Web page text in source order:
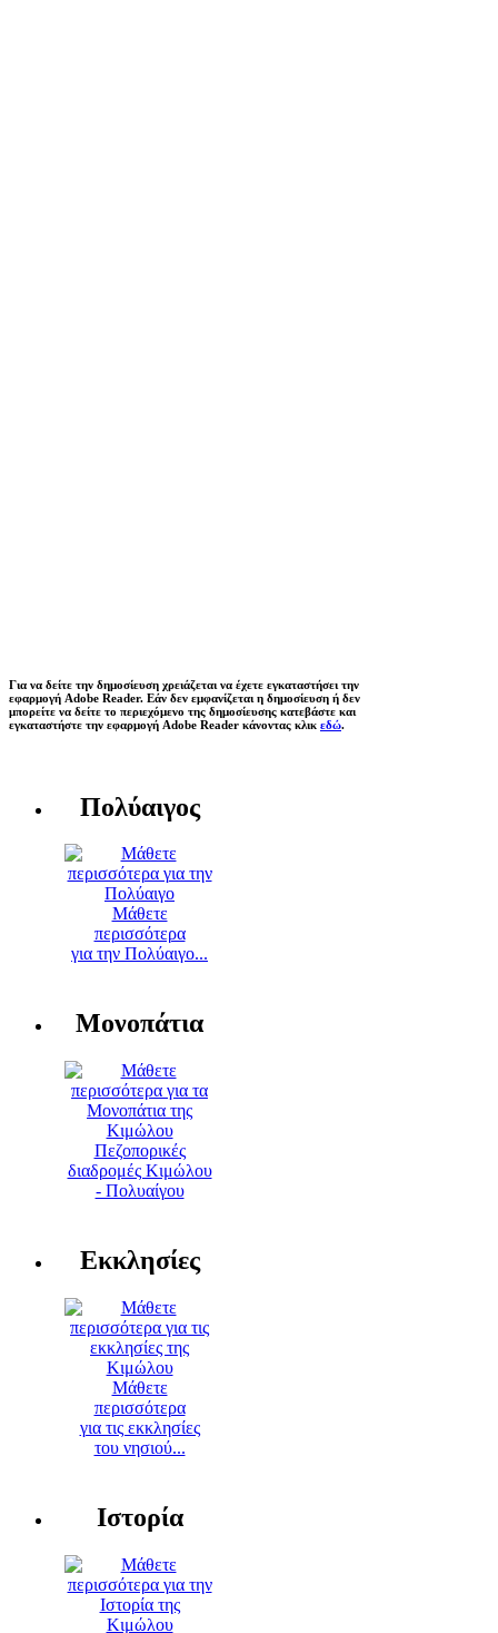
Για να δείτε την δημοσίευση χρειάζεται να έχετε εγκαταστήσει την
εφαρμογή Adobe Reader. Εάν δεν εμφανίζεται η δημοσίευση ή δεν
μπορείτε να δείτε το περιεχόμενο της δημοσίευσης κατεβάστε και
εγκαταστήστε την εφαρμογή Adobe Reader κάνοντας κλικ εδώ.
Πολύαιγος
Μάθετε
περισσότερα
για την Πολύαιγο...
Μονοπάτια
Πεζοπορικές
διαδρομές Κιμώλου
- Πολυαίγου
Εκκλησίες
Μάθετε
περισσότερα
για τις εκκλησίες
του νησιού...
Ιστορία